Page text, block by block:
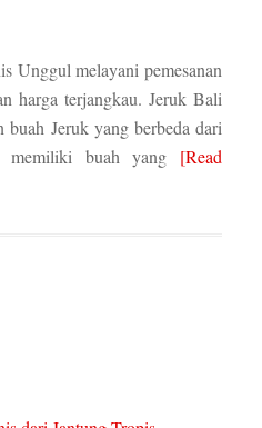
Unggul melayani pemesanan
harga terjangkau. Jeruk Bali
buah Jeruk yang berbeda dari
buah yang [Read